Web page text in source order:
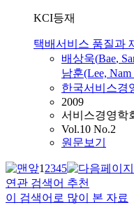
KCI등재
택배서비스 품질과
배상욱(Bae,
남훈(Lee, Nam
한국서비스경
2009
서비스경영학
Vol.10 No.2
원문보기
12345
연관 검색어 추천
이 검색어로 많이 본 자료